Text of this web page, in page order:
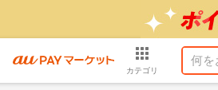
カテゴリ